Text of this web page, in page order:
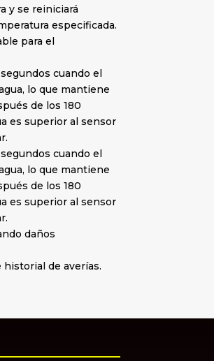
y se reiniciará
especificada.
para el
cuando el
lo que mantiene
de los 180
es superior al sensor
cuando el
lo que mantiene
de los 180
es superior al sensor
daños
de averías.